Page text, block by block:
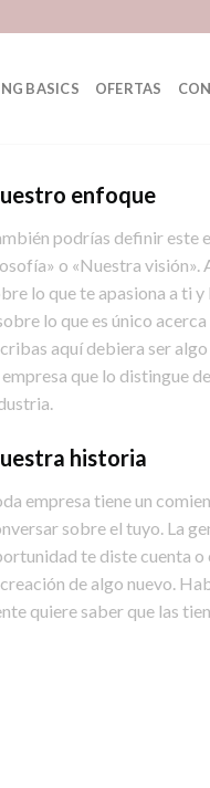
BASICS OFERTAS
enfoque
podrías definir este
o «Nuestra visión».
lo que te apasiona a ti
lo que es único
aquí debiera ser
que lo distingue
historia
empresa tiene un
sobre el tuyo. La
te diste cuenta
de algo nuevo.
quiere saber que las